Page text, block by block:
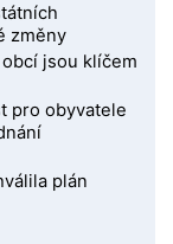
změny
jsou klíčem
pro obyvatele
plán